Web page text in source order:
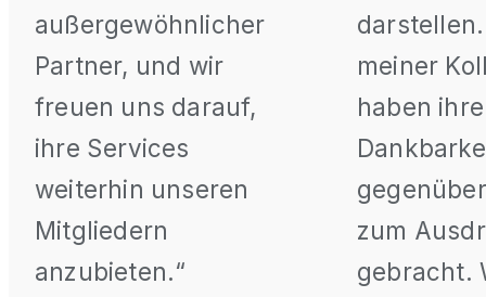
außergewöhnlicher
Partner, und wir
freuen uns darauf,
ihre Services
weiterhin unseren
Mitgliedern
anzubieten.“
meiner
haben ihre
zum
gebracht.